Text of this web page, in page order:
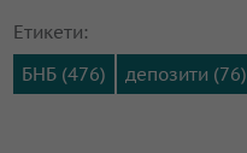
Етикети:
БНБ (476)
депозити (76)